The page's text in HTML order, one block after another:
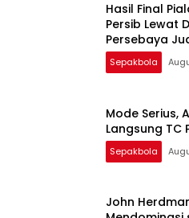
Hasil Final
Persib Lewat
Persebaya
Sepakbola
Mode Serius,
Langsung TC
Sepakbola
John